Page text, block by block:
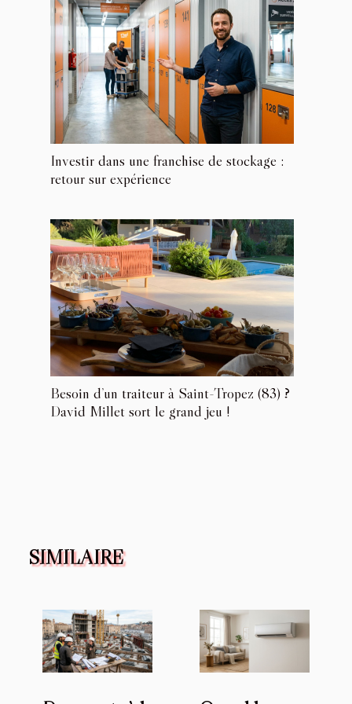
Investir dans une franchise de stockage :
retour sur expérience
Besoin d’un traiteur à Saint-Tropez (83) ?
David Millet sort le grand jeu !
SIMILAIRE